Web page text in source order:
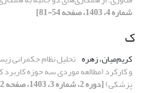
شماره 4، 1403، صفحه 54-81]
ک
کریم‌میان، زهره تحلیل نظام‌ حکمرانی
و کارکرد (مطالعه موردی سه حوزه
پزشکی)[دوره 2، شماره 3، 1403، صفحه 2-35]